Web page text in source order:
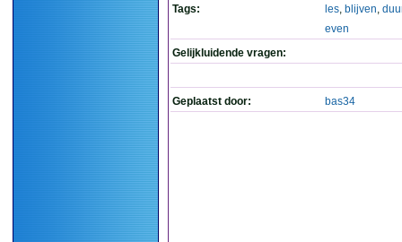
Tags:
les, blijven,
even
Gelijkluidende vragen:
Geplaatst door: bas34